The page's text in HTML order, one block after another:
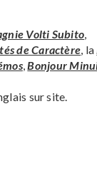
Volti Subito,
de Caractère, la
,Bonjour
sur site.